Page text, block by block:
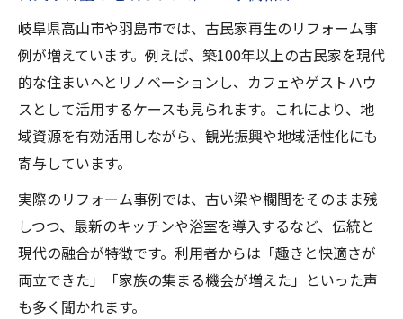
岐阜県高山市や羽島市では、古民家再生のリフォーム事
例が増えています。例えば、築100年以上の古民家を現代
的な住まいへとリノベーションし、カフェやゲストハウ
スとして活用するケースも見られます。これにより、地
域資源を有効活用しながら、観光振興や地域活性化にも
寄与しています。
実際のリフォーム事例では、古い梁や欄間をそのまま残
しつつ、最新のキッチンや浴室を導入するなど、伝統と
現代の融合が特徴です。利用者からは「趣きと快適さが
両立できた」「家族の集まる機会が増えた」といった声
も多く聞かれます。